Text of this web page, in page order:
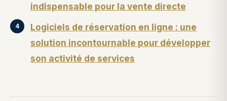
indispensable pour la vente directe
Logiciels de réservation en ligne : une
solution incontournable pour développer
son activité de services